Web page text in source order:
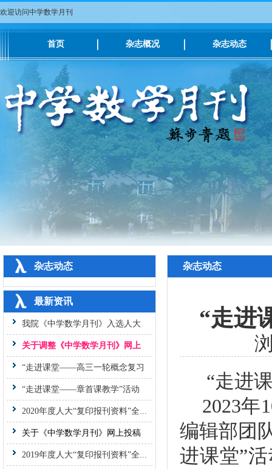
欢迎访问中学数学月刊
首页 杂志概况 杂志动态
杂志动态
最新资讯
复...
关于调整《中学数学月刊》网上
投...
课...
纪...
系...
杂志动态
“走进
“走进
2023年
编辑部团
进课堂”